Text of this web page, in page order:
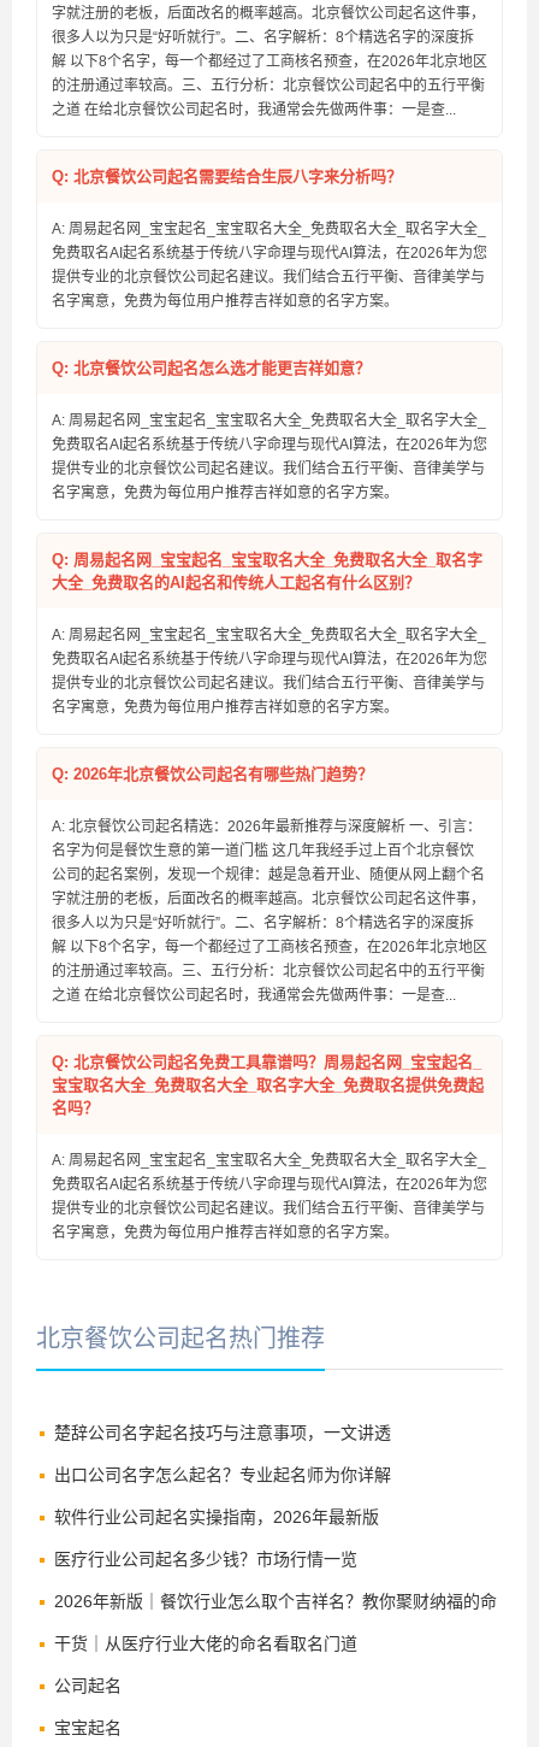
字就注册的老板，后面改名的概率越高。北京餐饮公司起名这件事，
很多人以为只是“好听就行”。二、名字解析：8个精选名字的深度拆
解 以下8个名字，每一个都经过了工商核名预查，在2026年北京地区
的注册通过率较高。三、五行分析：北京餐饮公司起名中的五行平衡
之道 在给北京餐饮公司起名时，我通常会先做两件事：一是查...
Q: 北京餐饮公司起名需要结合生辰八字来分析吗？
A: 周易起名网_宝宝起名_宝宝取名大全_免费取名大全_取名字大全_
免费取名AI起名系统基于传统八字命理与现代AI算法，在2026年为您
提供专业的北京餐饮公司起名建议。我们结合五行平衡、音律美学与
名字寓意，免费为每位用户推荐吉祥如意的名字方案。
Q: 北京餐饮公司起名怎么选才能更吉祥如意？
A: 周易起名网_宝宝起名_宝宝取名大全_免费取名大全_取名字大全_
免费取名AI起名系统基于传统八字命理与现代AI算法，在2026年为您
提供专业的北京餐饮公司起名建议。我们结合五行平衡、音律美学与
名字寓意，免费为每位用户推荐吉祥如意的名字方案。
Q: 周易起名网_宝宝起名_宝宝取名大全_免费取名大全_取名字
大全_免费取名的AI起名和传统人工起名有什么区别？
A: 周易起名网_宝宝起名_宝宝取名大全_免费取名大全_取名字大全_
免费取名AI起名系统基于传统八字命理与现代AI算法，在2026年为您
提供专业的北京餐饮公司起名建议。我们结合五行平衡、音律美学与
名字寓意，免费为每位用户推荐吉祥如意的名字方案。
Q: 2026年北京餐饮公司起名有哪些热门趋势？
A: 北京餐饮公司起名精选：2026年最新推荐与深度解析 一、引言：
名字为何是餐饮生意的第一道门槛 这几年我经手过上百个北京餐饮
公司的起名案例，发现一个规律：越是急着开业、随便从网上翻个名
字就注册的老板，后面改名的概率越高。北京餐饮公司起名这件事，
很多人以为只是“好听就行”。二、名字解析：8个精选名字的深度拆
解 以下8个名字，每一个都经过了工商核名预查，在2026年北京地区
的注册通过率较高。三、五行分析：北京餐饮公司起名中的五行平衡
之道 在给北京餐饮公司起名时，我通常会先做两件事：一是查...
Q: 北京餐饮公司起名免费工具靠谱吗？周易起名网_宝宝起名_
宝宝取名大全_免费取名大全_取名字大全_免费取名提供免费起
名吗？
A: 周易起名网_宝宝起名_宝宝取名大全_免费取名大全_取名字大全_
免费取名AI起名系统基于传统八字命理与现代AI算法，在2026年为您
提供专业的北京餐饮公司起名建议。我们结合五行平衡、音律美学与
名字寓意，免费为每位用户推荐吉祥如意的名字方案。
北京餐饮公司起名热门推荐
楚辞公司名字起名技巧与注意事项，一文讲透
出口公司名字怎么起名？专业起名师为你详解
软件行业公司起名实操指南，2026年最新版
医疗行业公司起名多少钱？市场行情一览
2026年新版｜餐饮行业怎么取个吉祥名？教你聚财纳福的命
名法
干货｜从医疗行业大佬的命名看取名门道
公司起名
宝宝起名